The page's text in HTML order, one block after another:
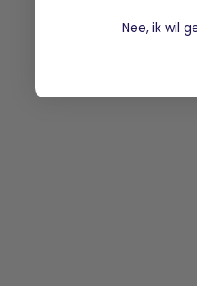
Nee, ik wil